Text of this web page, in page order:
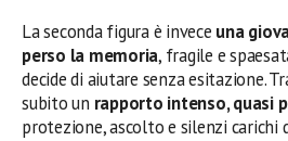
La seconda figura è invece una
perso la memoria, fragile e
decide di aiutare senza esitazione.
subito un rapporto intenso, quasi
protezione, ascolto e silenzi carichi